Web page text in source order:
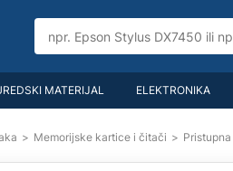
MATERIJAL ELEKTRONIKA
> Memorijske kartice i čitači >